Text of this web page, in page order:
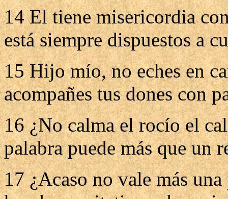
14 El tiene misericordia
está siempre dispuestos a
15 Hijo mío, no eches en
acompañes tus dones con
16 ¿No calma el rocío el
palabra puede más que un
17 ¿Acaso no vale más